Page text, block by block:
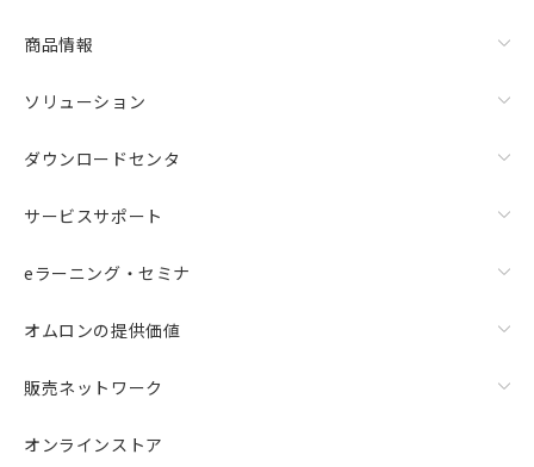
商品情報
ソリューション
ダウンロードセンタ
サービスサポート
eラーニング・セミナ
オムロンの提供価値
販売ネットワーク
オンラインストア